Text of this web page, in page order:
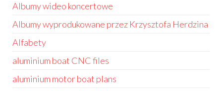
Albumy wideo koncertowe
Albumy wyprodukowane przez Krzysztofa Herdzina
Alfabety
aluminium boat CNC files
aluminium motor boat plans